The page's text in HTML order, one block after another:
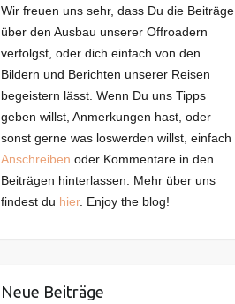
Wir freuen uns sehr, dass Du die Beiträge
über den Ausbau unserer Offroadern
verfolgst, oder dich einfach von den
Bildern und Berichten unserer Reisen
begeistern lässt. Wenn Du uns Tipps
geben willst, Anmerkungen hast, oder
sonst gerne was loswerden willst, einfach
Anschreiben oder Kommentare in den
Beiträgen hinterlassen. Mehr über uns
findest du hier. Enjoy the blog!
Neue Beiträge